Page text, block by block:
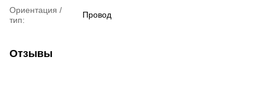
Ориентация /
тип:
Провод
Отзывы